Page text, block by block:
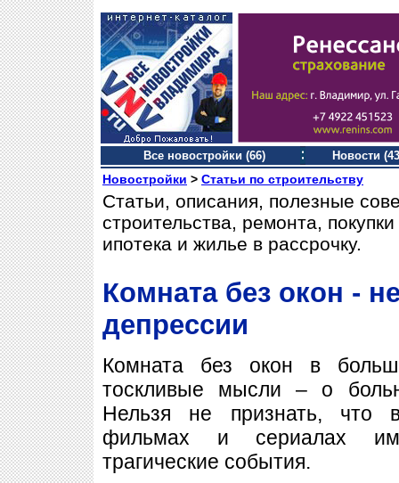
Все новостройки (66) Новости
Новостройки > Статьи по строительству
Статьи, описания, полезные
строительства, ремонта,
ипотека и жилье в рассрочку.
Комната без окон -
депрессии
Комната без окон в
тоскливые мысли – о
Нельзя не признать, что
фильмах и сериалах
трагические события.